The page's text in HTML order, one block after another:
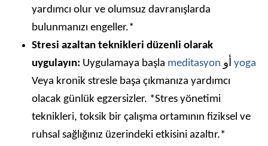
yardımcı olur ve olumsuz davranışlarda
bulunmanızı engeller.*
Stresi azaltan teknikleri düzenli olarak
uygulayın: Uygulamaya başla meditasyon
yoga
Veya kronik stresle başa çıkmanıza yardımcı
olacak günlük egzersizler. *Stres yönetimi
teknikleri, toksik bir çalışma ortamının fiziksel ve
ruhsal sağlığınız üzerindeki etkisini azaltır.*